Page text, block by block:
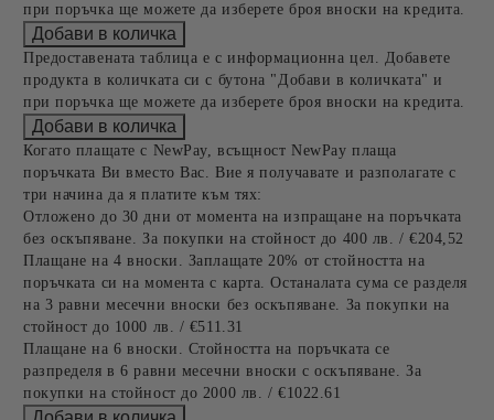
при поръчка ще можете да изберете броя вноски на кредита.
Предоставената таблица е с информационна цел. Добавете
продукта в количката си с бутона "Добави в количката" и
при поръчка ще можете да изберете броя вноски на кредита.
Когато плащате с NewPay, всъщност NewPay плаща
поръчката Ви вместо Вас. Вие я получавате и разполагате с
три начина да я платите към тях:
Отложено до 30 дни от момента на изпращане на поръчката
без оскъпяване. За покупки на стойност до 400 лв. / €204,52
Плащане на 4 вноски. Заплащате 20% от стойността на
поръчката си на момента с карта. Останалата сума се разделя
на 3 равни месечни вноски без оскъпяване. За покупки на
стойност до 1000 лв. / €511.31
Плащане на 6 вноски. Стойността на поръчката се
разпределя в 6 равни месечни вноски с оскъпяване. За
покупки на стойност до 2000 лв. / €1022.61